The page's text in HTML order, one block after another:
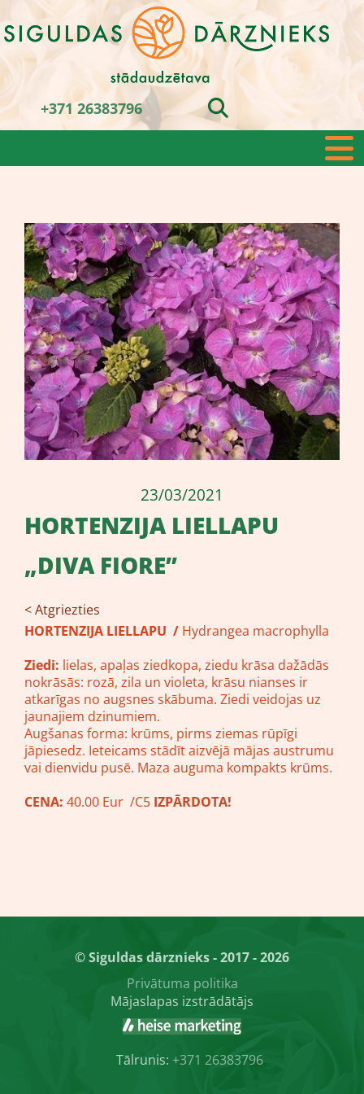
+371 26383796
23/03/2021
HORTENZIJA LIELLAPU
„DIVA FIORE”
< Atgriezties
HORTENZIJA LIELLAPU / Hydrangea macrophylla
Ziedi: lielas, apaļas ziedkopa, ziedu krāsa dažādās
nokrāsās: rozā, zila un violeta, krāsu nianses ir
atkarīgas no augsnes skābuma. Ziedi veidojas uz
jaunajiem dzinumiem.
Augšanas forma: krūms, pirms ziemas rūpīgi
jāpiesedz. Ieteicams stādīt aizvējā mājas austrumu
vai dienvidu pusē. Maza auguma kompakts krūms.
CENA: 40.00 Eur /C5 IZPĀRDOTA!
© Siguldas dārznieks - 2017 - 2026
Privātuma politika
Mājaslapas izstrādātājs
Tālrunis: +371 26383796